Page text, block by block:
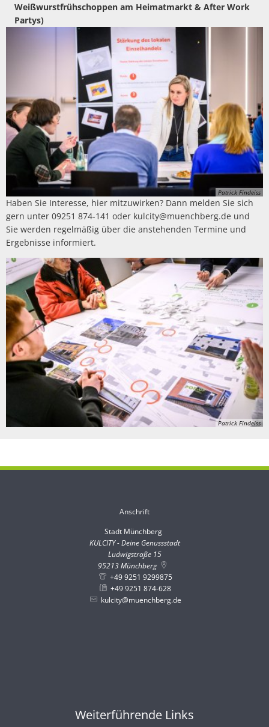
Weißwurstfrühschoppen am Heimatmarkt & After Work
Partys)
Patrick Findeiss
Haben Sie Interesse, hier mitzuwirken? Dann melden Sie sich
gern unter 09251 874-141 oder kulcity@muenchberg.de und
Sie werden regelmäßig über die anstehenden Termine und
Ergebnisse informiert.
Patrick Findeiss
Anschrift
Stadt Münchberg
KULCITY - Deine Genussstadt
Ludwigstraße 15
95213Münchberg
+49 9251 9299875
+49 9251 874-628
kulcity@muenchberg.de
Weiterführende Links